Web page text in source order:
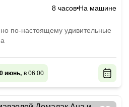
8 часов На машине
по-настоящему удивительные
июнь, в 06:00